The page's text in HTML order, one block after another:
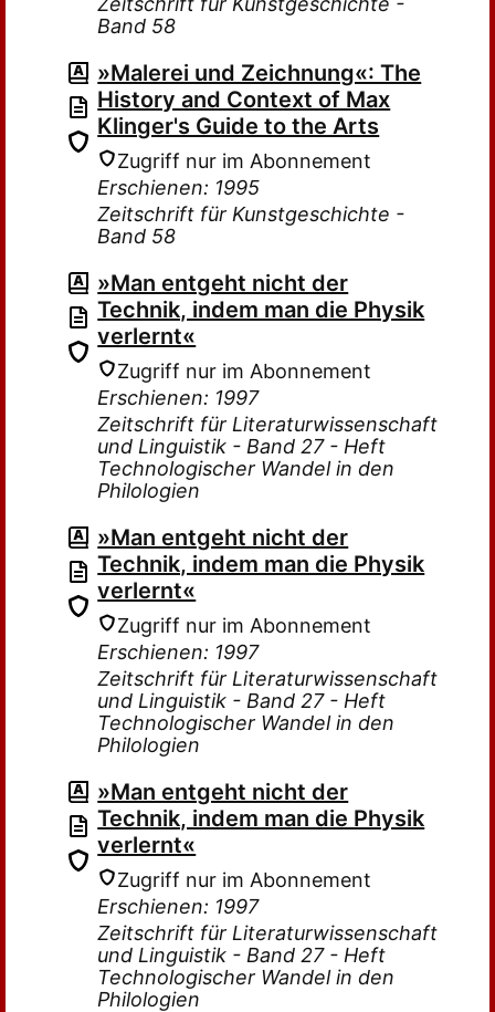
Band 58
»Malerei und Zeichnung«: The
History and Context of Max
Klinger's Guide to the Arts
Zugriff nur im Abonnement
Erschienen: 1995
Zeitschrift für Kunstgeschichte -
Band 58
»Man entgeht nicht der
Technik, indem man die Physik
verlernt«
Zugriff nur im Abonnement
Erschienen: 1997
Zeitschrift für Literaturwissenschaft
und Linguistik - Band 27 - Heft
Technologischer Wandel in den
Philologien
»Man entgeht nicht der
Technik, indem man die Physik
verlernt«
Zugriff nur im Abonnement
Erschienen: 1997
Zeitschrift für Literaturwissenschaft
und Linguistik - Band 27 - Heft
Technologischer Wandel in den
Philologien
»Man entgeht nicht der
Technik, indem man die Physik
verlernt«
Zugriff nur im Abonnement
Erschienen: 1997
Zeitschrift für Literaturwissenschaft
und Linguistik - Band 27 - Heft
Technologischer Wandel in den
Philologien